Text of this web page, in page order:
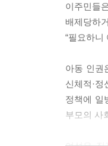
이주민들
배제당하
“필요하니
아동 인권
신체적·
정책에 일
부모의 사